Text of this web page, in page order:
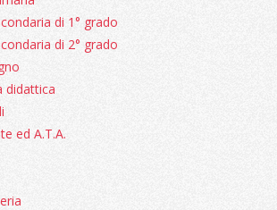
di 1° grado
di 2° grado
didattica
ed A.T.A.